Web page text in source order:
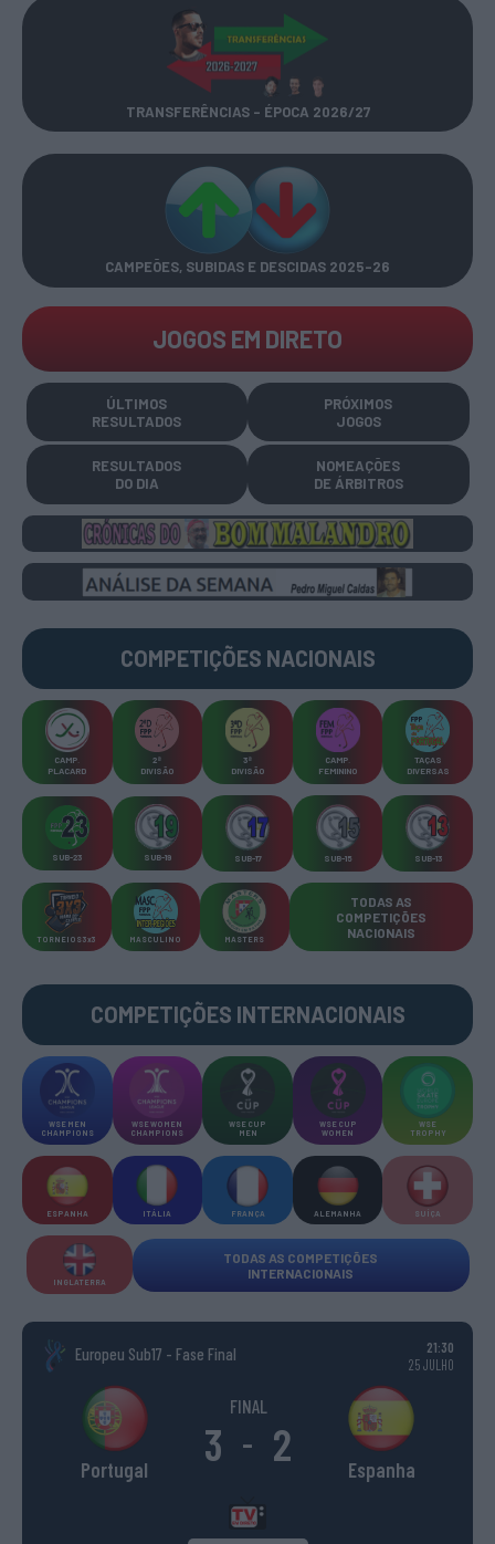
TRANSFERÊNCIAS - ÉPOCA 2026/27
CAMPEÕES, SUBIDAS E DESCIDAS 2025-26
JOGOS EM DIRETO
ÚLTIMOS
RESULTADOS
PRÓXIMOS
JOGOS
RESULTADOS
DO DIA
NOMEAÇÕES
DE ÁRBITROS
COMPETIÇÕES NACIONAIS
CAMP
PLACARD
2ª
DIVISÃO
3ª
DIVISÃO
CAMP
FEMININO
TAÇAS
DIVERSAS
SUB-23 SUB-19 SUB-17 SUB-15 SUB-13
TORNEIOS 3x3 MASCULINO MASTERS
TODAS AS
COMPETIÇÕES
NACIONAIS
COMPETIÇÕES INTERNACIONAIS
WSE MEN
CHAMPIONS
WSE WOMEN
CHAMPIONS
WSE CUP
MEN
WSE CUP
WOMEN
WSE
TROPHY
ESPANHA ITÁLIA FRANÇA ALEMANHA SUÍÇA
INGLATERRA
TODAS AS COMPETIÇÕES
INTERNACIONAIS
Europeu Sub17 - Fase Final
21:30
25 JULHO
Portugal
FINAL
3 - 2 Espanha